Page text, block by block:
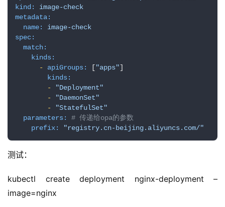
kind:
image-check
metadata:
name:
image-check
spec:
match:
kinds:
-
apiGroups: ["apps"]
kinds:
-
"Deployment"
-
"DaemonSet"
-
"StatefulSet"
parameters:
# 传递给opa的参数
prefix:
"registry.cn-beijing.aliyuncs.com/"
测试：
kubectl create deployment nginx-deployment –
image=nginx